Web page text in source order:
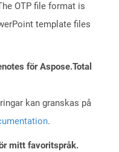
OTP file format is
template files
för Aspose.Total
kan granskas på
.
mitt favoritspråk.